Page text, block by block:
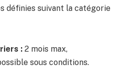
définies suivant la catégorie
: 2 mois max,
sous conditions.